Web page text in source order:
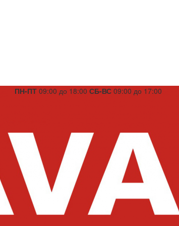
ПН-ПТ 09:00 до 18:00 СБ-ВС 09:00 до 17:00